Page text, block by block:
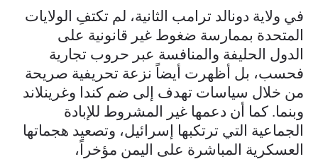
في ولاية دونالد ترامب الثانية، لم تكتفِ الولايات
المتحدة بممارسة ضغوط غير قانونية على
الدول الحليفة والمنافسة عبر حروب تجارية
فحسب، بل أظهرت أيضاً نزعة تحريفية صريحة
من خلال سياسات تهدف إلى ضم كندا وغرينلاند
وبنما. كما أن دعمها غير المشروط للإبادة
الجماعية التي ترتكبها إسرائيل، وتصعيد هجماتها
العسكرية المباشرة على اليمن مؤخراً،